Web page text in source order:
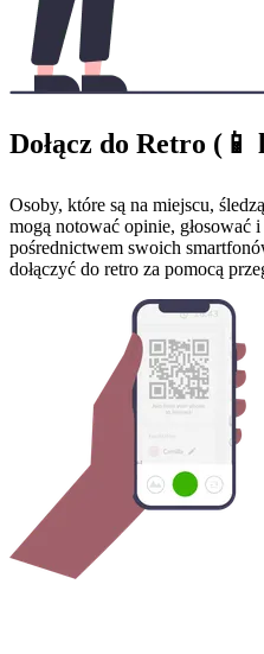
Dołącz do Retro (📱
Osoby, które są na miejscu,
mogą notować opinie, głosować
pośrednictwem swoich
dołączyć do retro za pomocą